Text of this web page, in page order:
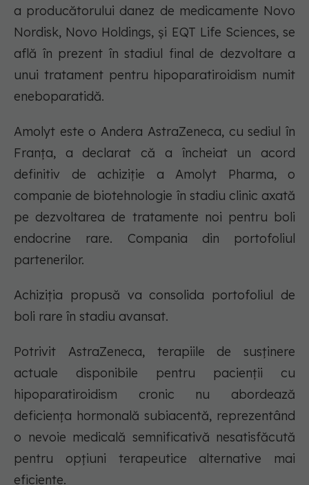
a producătorului danez de medicamente Novo
Nordisk, Novo Holdings, și EQT Life Sciences, se
află în prezent în stadiul final de dezvoltare a
unui tratament pentru hipoparatiroidism numit
eneboparatidă.
Amolyt este o Andera AstraZeneca, cu sediul în
Franța, a declarat că a încheiat un acord
definitiv de achiziție a Amolyt Pharma, o
companie de biotehnologie în stadiu clinic axată
pe dezvoltarea de tratamente noi pentru boli
endocrine rare. Compania din portofoliul
partenerilor.
Achiziția propusă va consolida portofoliul de
boli rare în stadiu avansat.
Potrivit AstraZeneca, terapiile de susținere
actuale disponibile pentru pacienții cu
hipoparatiroidism cronic nu abordează
deficiența hormonală subiacentă, reprezentând
o nevoie medicală semnificativă nesatisfăcută
pentru opțiuni terapeutice alternative mai
eficiente.